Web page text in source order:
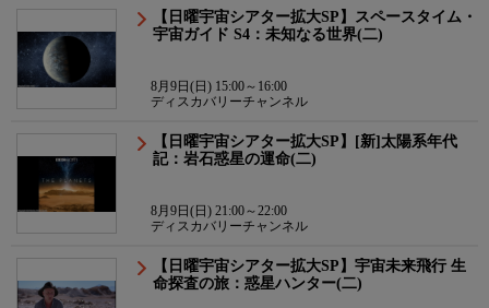
【日曜宇宙シアター拡大SP】スペースタイム・
宇宙ガイド S4：未知なる世界(二)
8月9日(日) 15:00～16:00
ディスカバリーチャンネル
【日曜宇宙シアター拡大SP】[新]太陽系年代
記：岩石惑星の運命(二)
8月9日(日) 21:00～22:00
ディスカバリーチャンネル
【日曜宇宙シアター拡大SP】宇宙未来飛行 生
命探査の旅：惑星ハンター(二)